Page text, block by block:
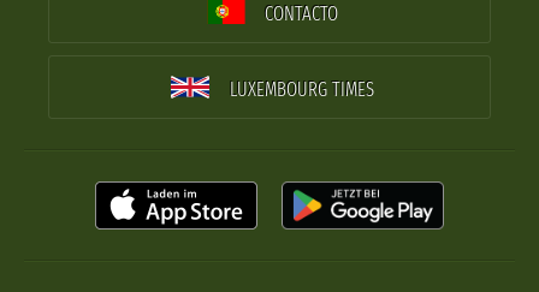
CONTACTO
LUXEMBOURG TIMES